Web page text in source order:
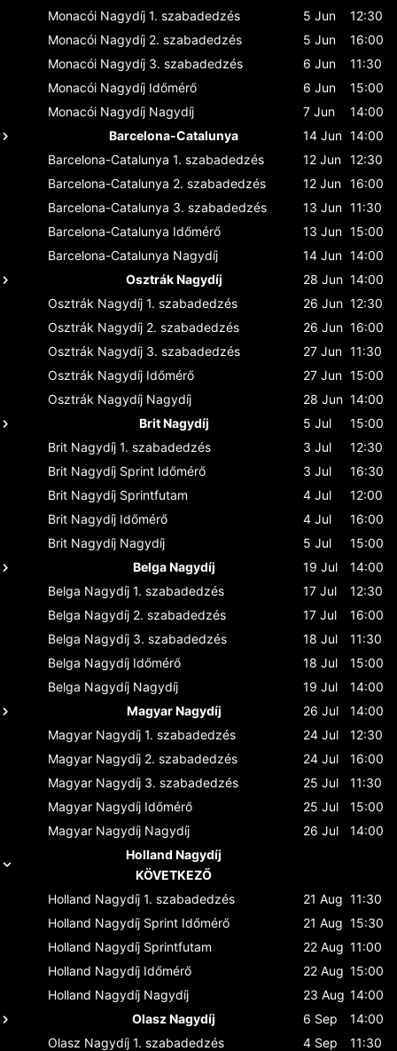
Monacói Nagydíj 1. szabadedzés 5 Jun
12:30
Monacói Nagydíj 2. szabadedzés 5 Jun
16:00
Monacói Nagydíj 3. szabadedzés 6 Jun
11:30
Monacói Nagydíj Időmérő 6 Jun
15:00
Monacói Nagydíj Nagydíj 7 Jun
14:00
Barcelona-Catalunya
14 Jun 14:00
Barcelona-Catalunya 1. szabadedzés 12 Jun 12:30
Barcelona-Catalunya 2. szabadedzés 12 Jun 16:00
Barcelona-Catalunya 3. szabadedzés 13 Jun 11:30
Barcelona-Catalunya Időmérő 13 Jun 15:00
Barcelona-Catalunya Nagydíj 14 Jun 14:00
Osztrák Nagydíj
28 Jun 14:00
Osztrák Nagydíj 1. szabadedzés 26 Jun 12:30
Osztrák Nagydíj 2. szabadedzés 26 Jun 16:00
Osztrák Nagydíj 3. szabadedzés 27 Jun 11:30
Osztrák Nagydíj Időmérő 27 Jun 15:00
Osztrák Nagydíj Nagydíj 28 Jun 14:00
Brit Nagydíj
5 Jul
15:00
Brit Nagydíj 1. szabadedzés 3 Jul
12:30
Brit Nagydíj Sprint Időmérő 3 Jul
16:30
Brit Nagydíj Sprintfutam 4 Jul
12:00
Brit Nagydíj Időmérő 4 Jul
16:00
Brit Nagydíj Nagydíj 5 Jul
15:00
Belga Nagydíj
19 Jul
14:00
Belga Nagydíj 1. szabadedzés 17 Jul
12:30
Belga Nagydíj 2. szabadedzés 17 Jul
16:00
Belga Nagydíj 3. szabadedzés 18 Jul
11:30
Belga Nagydíj Időmérő 18 Jul
15:00
Belga Nagydíj Nagydíj 19 Jul
14:00
Magyar Nagydíj
26 Jul
14:00
Magyar Nagydíj 1. szabadedzés 24 Jul
12:30
Magyar Nagydíj 2. szabadedzés 24 Jul
16:00
Magyar Nagydíj 3. szabadedzés 25 Jul
11:30
Magyar Nagydíj Időmérő 25 Jul
15:00
Magyar Nagydíj Nagydíj 26 Jul
14:00
Holland Nagydíj
KÖVETKEZŐ
Holland Nagydíj 1. szabadedzés 21 Aug 11:30
Holland Nagydíj Sprint Időmérő 21 Aug 15:30
Holland Nagydíj Sprintfutam 22 Aug 11:00
Holland Nagydíj Időmérő 22 Aug 15:00
Holland Nagydíj Nagydíj 23 Aug 14:00
Olasz Nagydíj
6 Sep
14:00
Olasz Nagydíj 1. szabadedzés 4 Sep
11:30